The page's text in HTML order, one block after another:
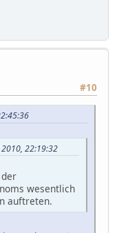
#10
22:19:32
wesentlich
auftreten.